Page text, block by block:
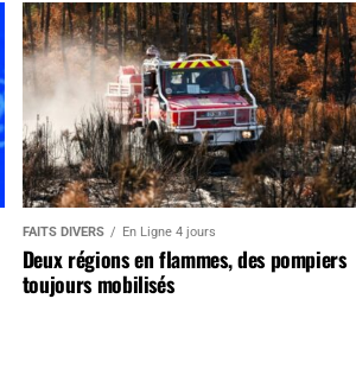
FAITS DIVERS En Ligne 4 jours
Deux régions en flammes, des pompiers
toujours mobilisés